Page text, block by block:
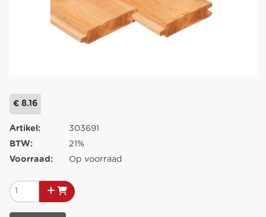
€ 8.16
Artikel:
303691
BTW:
21%
Voorraad:
Op voorraad